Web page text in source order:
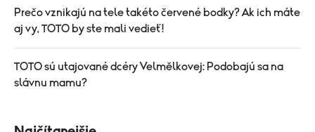
Prečo vznikajú na tele takéto červené bodky? Ak ich máte
aj vy, TOTO by ste mali vedieť!
TOTO sú utajované dcéry Velmělkovej: Podobajú sa na
slávnu mamu?